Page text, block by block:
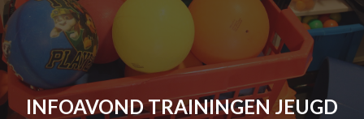
INFOAVOND TRAININGEN JEUGD